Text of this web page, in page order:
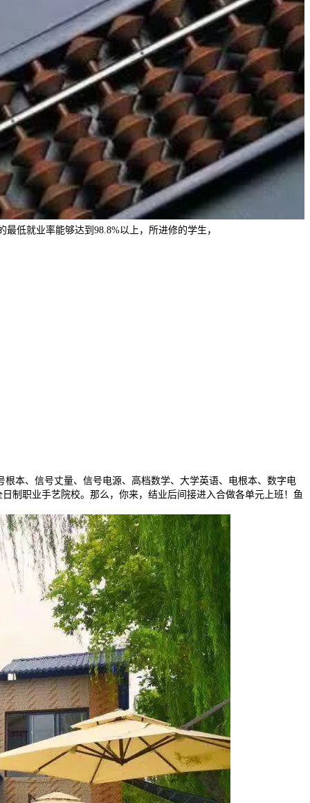
低就业率能够达到98.8%以上，所进修的学生，
根本、信号丈量、信号电源、高档数学、大学英语、电根本、数字电
制职业手艺院校。那么，你来，结业后间接进入合做各单元上班！鱼